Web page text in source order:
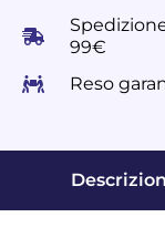
99€
Reso